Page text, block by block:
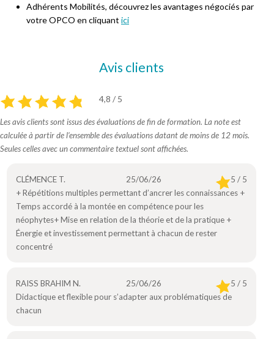
Adhérents Mobilités, découvrez les avantages négociés par
votre OPCO en cliquant ici
Avis clients
4,8 / 5
Les avis clients sont issus des évaluations de fin de formation. La note est
calculée à partir de l’ensemble des évaluations datant de moins de 12 mois.
Seules celles avec un commentaire textuel sont affichées.
CLÉMENCE T. 25/06/26
5 / 5
+ Répétitions multiples permettant d’ancrer les connaissances +
Temps accordé à la montée en compétence pour les
néophytes+ Mise en relation de la théorie et de la pratique +
Énergie et investissement permettant à chacun de rester
concentré
RAISS BRAHIM N. 25/06/26
5 / 5
Didactique et flexible pour s’adapter aux problématiques de
chacun